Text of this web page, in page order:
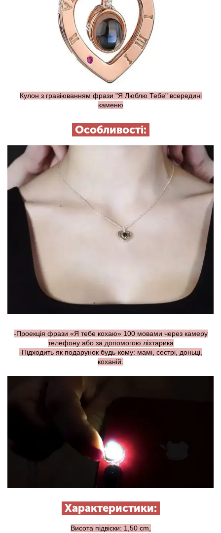
Кулон з гравіюванням фрази "Я Люблю Тебе" всередині
каменю
Особливості:
-Проекція фрази «Я тебе кохаю» 100 мовами через камеру
телефону або за допомогою ліхтарика
-Підходить як подарунок будь-кому: мамі, сестрі, доньці,
коханій.
Характеристики:
Висота підвіски: 1,50 cm,